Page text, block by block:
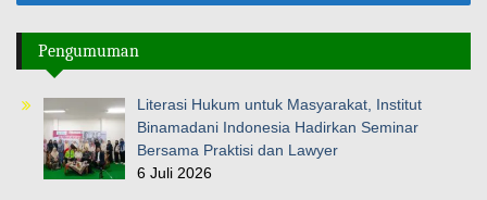
Pengumuman
Literasi Hukum untuk Masyarakat, Institut
Binamadani Indonesia Hadirkan Seminar
Bersama Praktisi dan Lawyer
6 Juli 2026